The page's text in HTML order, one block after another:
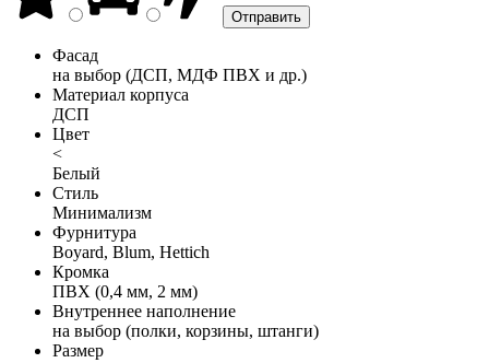
Фасад
на выбор (ДСП, МДФ ПВХ и др.)
Материал корпуса
ДСП
Цвет
<
Белый
Стиль
Минимализм
Фурнитура
Boyard, Blum, Hettich
Кромка
ПВХ (0,4 мм, 2 мм)
Внутреннее наполнение
на выбор (полки, корзины, штанги)
Размер